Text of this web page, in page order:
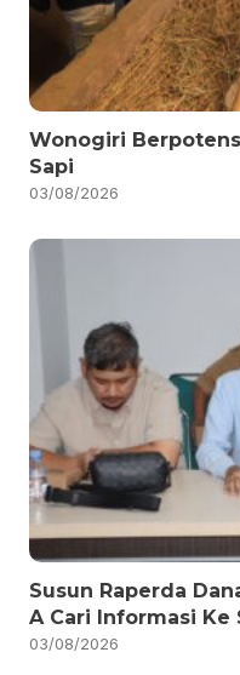
Wonogiri
Sapi
03/08/2026
Susun Raperda
A Cari Informasi Ke
03/08/2026